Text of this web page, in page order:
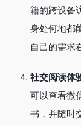
籍的跨设备
身处何地都
自己的需求
社交阅读体
可以查看微
书，并随时